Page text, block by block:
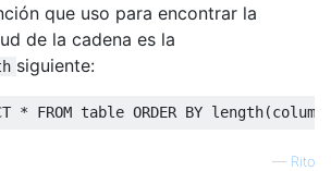
que uso para encontrar la
de la cadena es la
siguiente:
* FROM table ORDER BY length(column
— Rito